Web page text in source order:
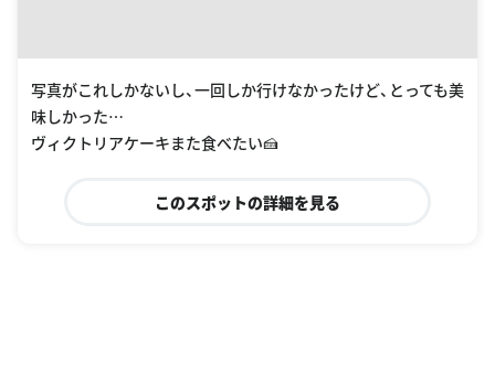
このスポットの詳細を見る